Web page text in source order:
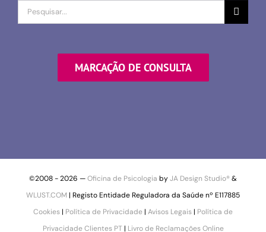
Procurar
por
MARCAÇÃO DE CONSULTA
©2008 -2026 —Oficina de Psicologia byJA Design Studio®&
WLUST.COM | Registo Entidade Reguladora da Saúde nº E117885
Cookies| Política de Privacidade| Avisos Legais| Política de
Privacidade Clientes PT | Livro de Reclamações Online